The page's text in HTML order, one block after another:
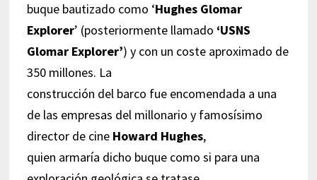
buque bautizado como ‘Hughes Glomar
Explorer’ (posteriormente llamado ‘USNS
Glomar Explorer’) y con un coste aproximado de
350 millones. La
construcción del barco fue encomendada a una
de las empresas del millonario y famosísimo
director de cine Howard Hughes,
quien armaría dicho buque como si para una